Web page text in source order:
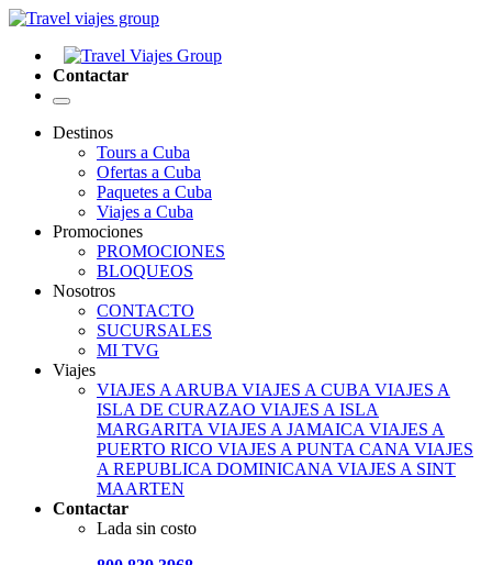
Contactar
Destinos
Tours a Cuba
Ofertas a Cuba
Paquetes a Cuba
Viajes a Cuba
Promociones
PROMOCIONES
BLOQUEOS
Nosotros
CONTACTO
SUCURSALES
MI TVG
Viajes
VIAJES A ARUBA VIAJES A CUBA VIAJES A
ISLA DE CURAZAO VIAJES A ISLA
MARGARITA VIAJES A JAMAICA VIAJES A
PUERTO RICO VIAJES A PUNTA CANA VIAJES
A REPUBLICA DOMINICANA VIAJES A SINT
MAARTEN
Contactar
Lada sin costo